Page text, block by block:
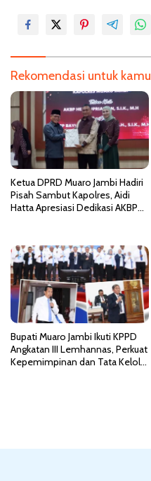
i
p
o
s
Rekomendasi untuk kamu
Ketua DPRD Muaro Jambi Hadiri
Pisah Sambut Kapolres, Aidi
Hatta Apresiasi Dedikasi AKBP
Bupati Muaro Jambi Ikuti KPPD
Angkatan III Lemhannas, Perkuat
Kepemimpinan dan Tata Kelola